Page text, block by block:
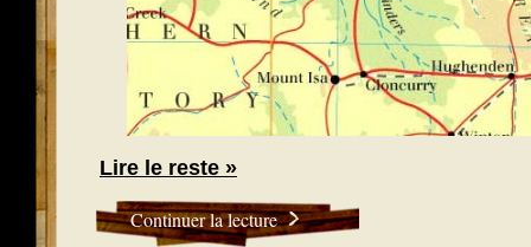
Lire le reste »
Continuer la lecture